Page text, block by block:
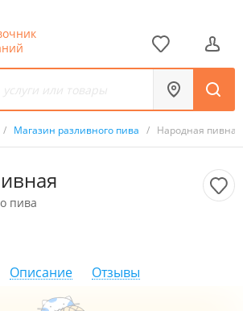
/ Магазин разливного пива / Народная пивная
пива
Описание Отзывы